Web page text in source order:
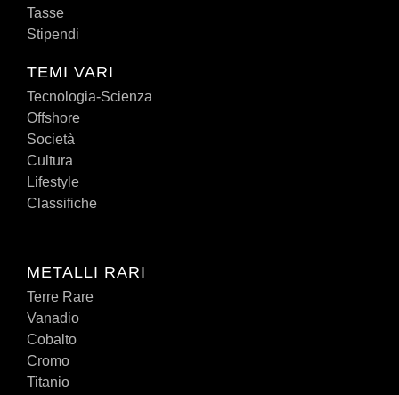
Tasse
Stipendi
TEMI VARI
Tecnologia-Scienza
Offshore
Società
Cultura
Lifestyle
Classifiche
METALLI RARI
Terre Rare
Vanadio
Cobalto
Cromo
Titanio